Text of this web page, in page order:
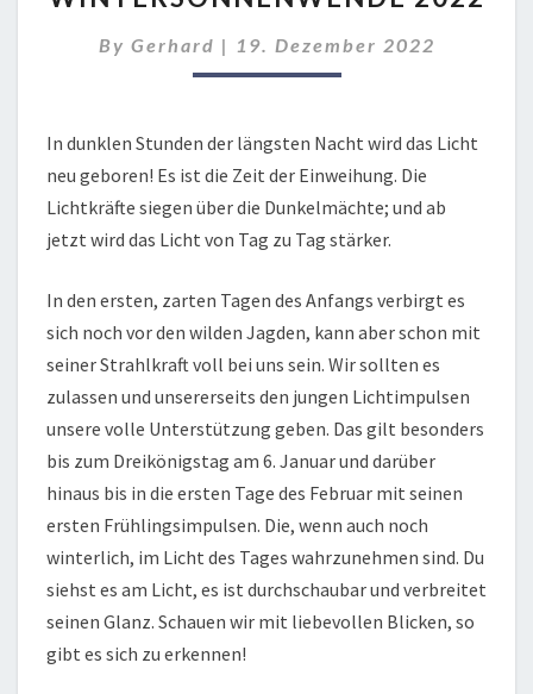
By Gerhard | 19. Dezember 2022
In dunklen Stunden der längsten Nacht wird das Licht
neu geboren! Es ist die Zeit der Einweihung. Die
Lichtkräfte siegen über die Dunkelmächte; und ab
jetzt wird das Licht von Tag zu Tag stärker.
In den ersten, zarten Tagen des Anfangs verbirgt es
sich noch vor den wilden Jagden, kann aber schon mit
seiner Strahlkraft voll bei uns sein. Wir sollten es
zulassen und unsererseits den jungen Lichtimpulsen
unsere volle Unterstützung geben. Das gilt besonders
bis zum Dreikönigstag am 6. Januar und darüber
hinaus bis in die ersten Tage des Februar mit seinen
ersten Frühlingsimpulsen. Die, wenn auch noch
winterlich, im Licht des Tages wahrzunehmen sind. Du
siehst es am Licht, es ist durchschaubar und verbreitet
seinen Glanz. Schauen wir mit liebevollen Blicken, so
gibt es sich zu erkennen!